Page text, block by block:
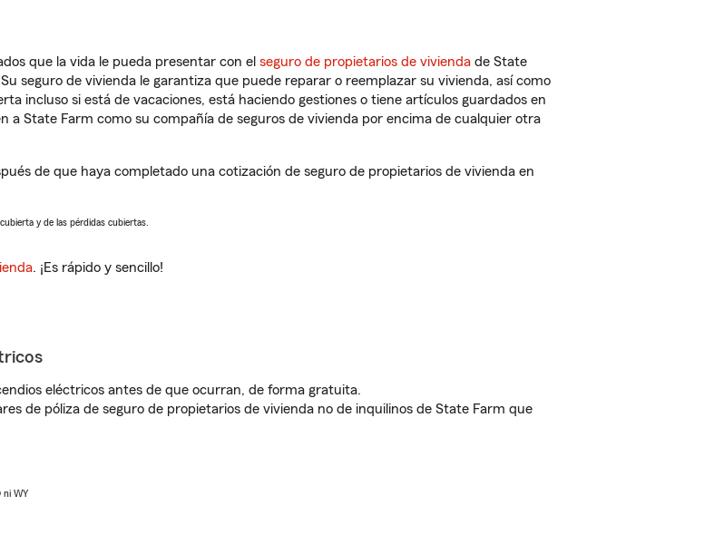
que la vida le pueda presentar con el seguro de propietarios de vivienda de State
Su seguro de vivienda le garantiza que puede reparar o reemplazar su vivienda, así como
incluso si está de vacaciones, está haciendo gestiones o tiene artículos guardados en
a State Farm como su compañía de seguros de vivienda por encima de cualquier otra
de que haya completado una cotización de seguro de propietarios de vivienda en
y de las pérdidas cubiertas.
. ¡Es rápido y sencillo!
eléctricos antes de que ocurran, de forma gratuita.
de póliza de seguro de propietarios de vivienda no de inquilinos de State Farm que
ni WY